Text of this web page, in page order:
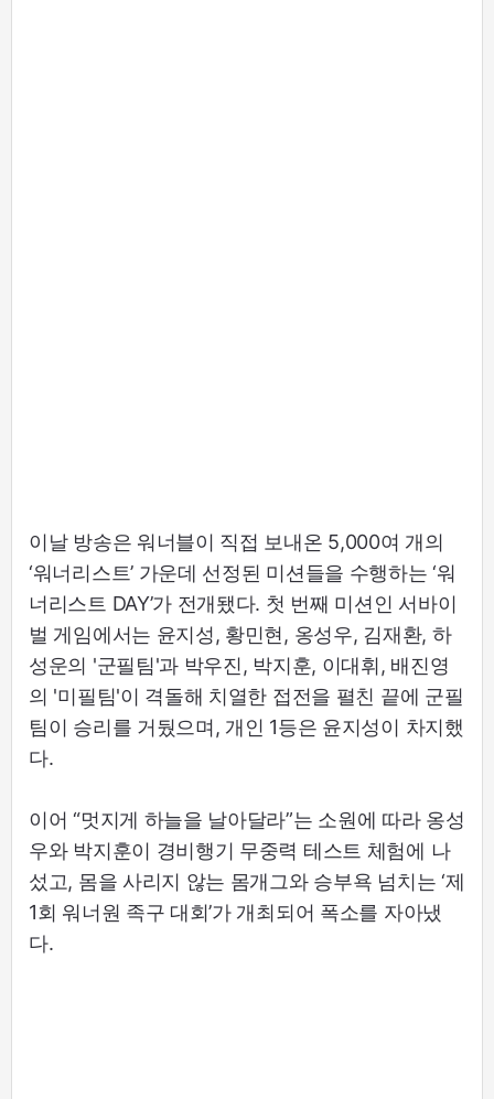
이날 방송은 워너블이 직접 보내온 5,000여 개의
‘워너리스트’ 가운데 선정된 미션들을 수행하는 ‘워
너리스트 DAY’가 전개됐다. 첫 번째 미션인 서바이
벌 게임에서는 윤지성, 황민현, 옹성우, 김재환, 하
성운의 '군필팀'과 박우진, 박지훈, 이대휘, 배진영
의 '미필팀'이 격돌해 치열한 접전을 펼친 끝에 군필
팀이 승리를 거뒀으며, 개인 1등은 윤지성이 차지했
다.
이어 “멋지게 하늘을 날아달라”는 소원에 따라 옹성
우와 박지훈이 경비행기 무중력 테스트 체험에 나
섰고, 몸을 사리지 않는 몸개그와 승부욕 넘치는 ‘제
1회 워너원 족구 대회’가 개최되어 폭소를 자아냈
다.